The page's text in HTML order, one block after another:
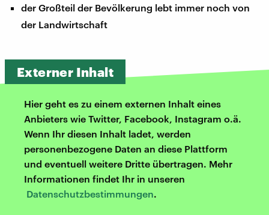
der Großteil der Bevölkerung lebt immer noch von
der Landwirtschaft
Externer Inhalt
Hier geht es zu einem externen Inhalt eines
Anbieters wie Twitter, Facebook, Instagram o.ä.
Wenn Ihr diesen Inhalt ladet, werden
personenbezogene Daten an diese Plattform
und eventuell weitere Dritte übertragen. Mehr
Informationen findet Ihr in unseren
Datenschutzbestimmungen.